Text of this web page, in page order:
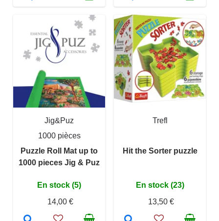
Jig&Puz
1000 pièces
Puzzle Roll Mat up to
1000 pieces Jig & Puz
En stock (5)
14,00 €
Trefl
Hit the Sorter puzzle
En stock (23)
13,50 €